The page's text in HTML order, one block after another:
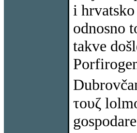
i
odnosno
takve
τουζ